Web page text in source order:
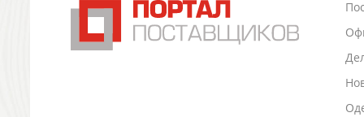
Промо
Антистрессы